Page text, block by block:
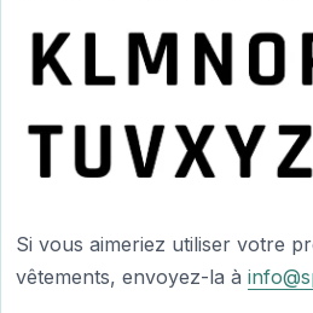
Si vous aimeriez utiliser votre
vêtements, envoyez-la à